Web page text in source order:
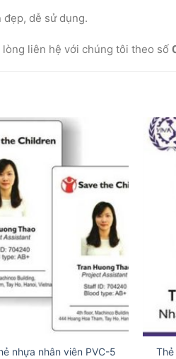
đẹp, dễ sử dụng.
liên hệ với chúng tôi theo số
nhựa nhân viên PVC-5